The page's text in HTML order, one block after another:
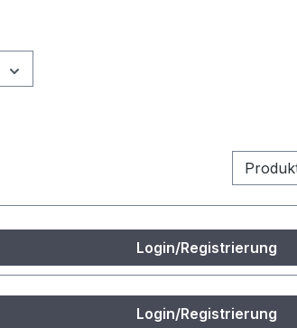
Login/Registrierung
Login/Registrierung